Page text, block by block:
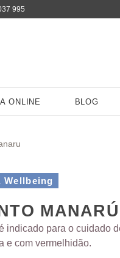
995
ONLINE BLOG
Wellbeing
MANARÚ
indicado para o cuidado
e com vermelhidão.